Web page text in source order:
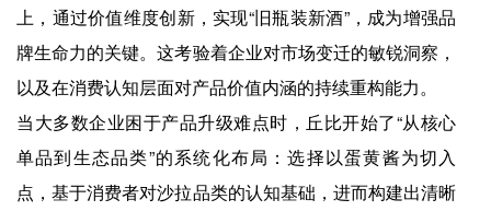
上，通过价值维度创新，实现“旧瓶装新酒”，成为增强品
牌生命力的关键。这考验着企业对市场变迁的敏锐洞察，
以及在消费认知层面对产品价值内涵的持续重构能力。
当大多数企业困于产品升级难点时，丘比开始了“从核心
单品到生态品类”的系统化布局：选择以蛋黄酱为切入
点，基于消费者对沙拉品类的认知基础，进而构建出清晰